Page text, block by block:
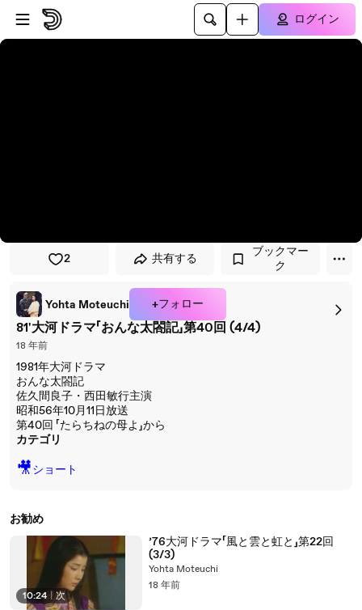
プレイヤーにスキップ
メインコンテンツにスキップ
ログイン
2 共有する
ブックマー
ク
Yohta Moteuchi +フォロー
81'大河ドラマ「おんな太閤記」第40回 (4/4)
18 年前
1981年大河ドラマ
おんな太閤記
佐久間良子・西田敏行主演
昭和56年10月11日放送
第40回 「たらちねの母よ」から
カテゴリ
🎥ショート
お勧め
10:24 次
’76大河ドラマ「風と雲と虹と」第22回
(3/3)
Yohta Moteuchi
18 年前